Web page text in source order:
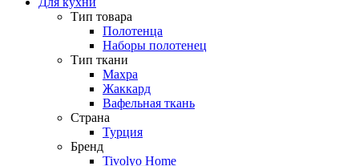
Тип товара
Полотенца
Наборы полотенец
Тип ткани
Махра
Жаккард
Вафельная ткань
Страна
Турция
Бренд
Tivolyo Home